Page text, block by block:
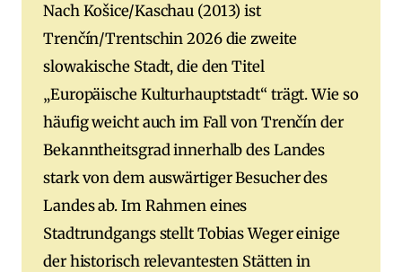
Nach Košice/Kaschau (2013) ist
Trenčín/Trentschin 2026 die zweite
slowakische Stadt, die den Titel
„Europäische Kulturhauptstadt“ trägt. Wie so
häufig weicht auch im Fall von Trenčín der
Bekanntheitsgrad innerhalb des Landes
stark von dem auswärtiger Besucher des
Landes ab. Im Rahmen eines
Stadtrundgangs stellt Tobias Weger einige
der historisch relevantesten Stätten in